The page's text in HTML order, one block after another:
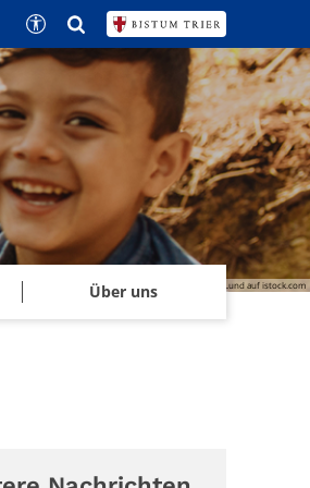
© Jacob Lund auf istock.com
Über uns